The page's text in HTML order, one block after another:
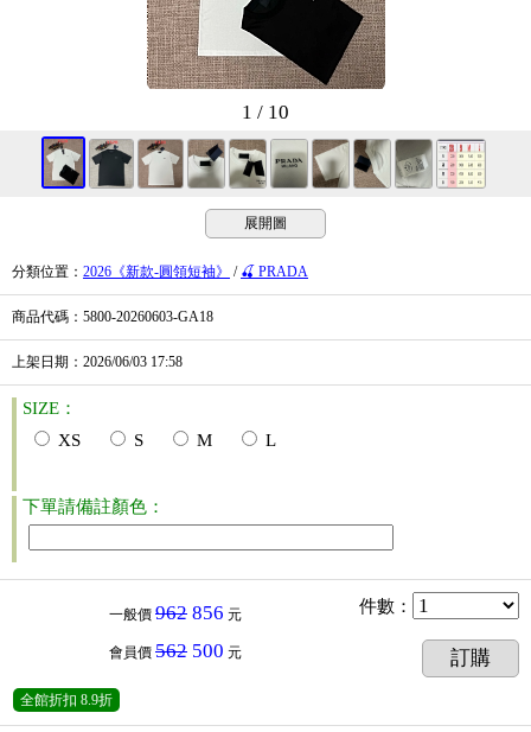
1 / 10
展開圖
分類位置 ： 2026《新款-圓領短袖》 / 🍒 PRADA
商品代碼 ：5800-20260603-GA18
上架日期 ：2026/06/03 17:58
SIZE：
XS
S M L
下單請備註顏色：
一般價 962 856 元
會員價 562 500 元
件數 ：
訂購
全館折扣 8.9折